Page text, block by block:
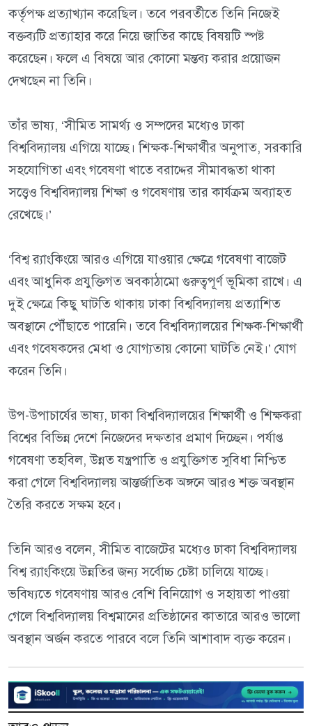
কর্তৃপক্ষ প্রত্যাখ্যান করেছিল। তবে পরবর্তীতে তিনি নিজেই
বক্তব্যটি প্রত্যাহার করে নিয়ে জাতির কাছে বিষয়টি স্পষ্ট
করেছেন। ফলে এ বিষয়ে আর কোনো মন্তব্য করার প্রয়োজন
দেখছেন না তিনি।
তাঁর ভাষ্য, ‘সীমিত সামর্থ্য ও সম্পদের মধ্যেও ঢাকা
বিশ্ববিদ্যালয় এগিয়ে যাচ্ছে। শিক্ষক-শিক্ষার্থীর অনুপাত, সরকারি
সহযোগিতা এবং গবেষণা খাতে বরাদ্দের সীমাবদ্ধতা থাকা
সত্ত্বেও বিশ্ববিদ্যালয় শিক্ষা ও গবেষণায় তার কার্যক্রম অব্যাহত
রেখেছে।’
‘বিশ্ব র‍্যাংকিংয়ে আরও এগিয়ে যাওয়ার ক্ষেত্রে গবেষণা বাজেট
এবং আধুনিক প্রযুক্তিগত অবকাঠামো গুরুত্বপূর্ণ ভূমিকা রাখে। এ
দুই ক্ষেত্রে কিছু ঘাটতি থাকায় ঢাকা বিশ্ববিদ্যালয় প্রত্যাশিত
অবস্থানে পৌঁছাতে পারেনি। তবে বিশ্ববিদ্যালয়ের শিক্ষক-শিক্ষার্থী
এবং গবেষকদের মেধা ও যোগ্যতায় কোনো ঘাটতি নেই।’ যোগ
করেন তিনি।
উপ-উপাচার্যের ভাষ্য, ঢাকা বিশ্ববিদ্যালয়ের শিক্ষার্থী ও শিক্ষকরা
বিশ্বের বিভিন্ন দেশে নিজেদের দক্ষতার প্রমাণ দিচ্ছেন। পর্যাপ্ত
গবেষণা তহবিল, উন্নত যন্ত্রপাতি ও প্রযুক্তিগত সুবিধা নিশ্চিত
করা গেলে বিশ্ববিদ্যালয় আন্তর্জাতিক অঙ্গনে আরও শক্ত অবস্থান
তৈরি করতে সক্ষম হবে।
তিনি আরও বলেন, সীমিত বাজেটের মধ্যেও ঢাকা বিশ্ববিদ্যালয়
বিশ্ব র‍্যাংকিংয়ে উন্নতির জন্য সর্বোচ্চ চেষ্টা চালিয়ে যাচ্ছে।
ভবিষ্যতে গবেষণায় আরও বেশি বিনিয়োগ ও সহায়তা পাওয়া
গেলে বিশ্ববিদ্যালয় বিশ্বমানের প্রতিষ্ঠানের কাতারে আরও ভালো
অবস্থান অর্জন করতে পারবে বলে তিনি আশাবাদ ব্যক্ত করেন।